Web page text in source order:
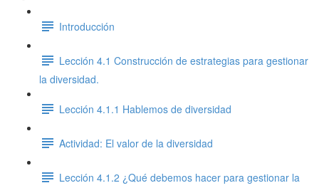
Introducción
Lección 4.1 Construcción de estrategias para gestionar
la diversidad.
Lección 4.1.1 Hablemos de diversidad
Actividad: El valor de la diversidad
Lección 4.1.2 ¿Qué debemos hacer para gestionar la